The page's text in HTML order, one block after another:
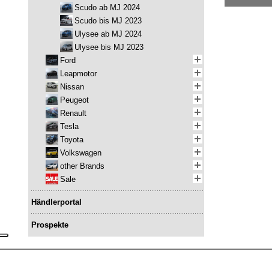
Scudo ab MJ 2024
Scudo bis MJ 2023
Ulysee ab MJ 2024
Ulysee bis MJ 2023
Ford
Leapmotor
Nissan
Peugeot
Renault
Tesla
Toyota
Volkswagen
other Brands
Sale
Händlerportal
Prospekte